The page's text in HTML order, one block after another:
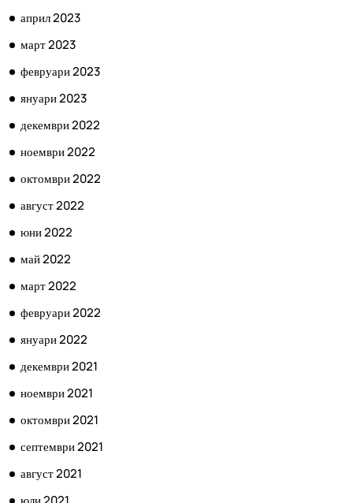
април 2023
март 2023
февруари 2023
януари 2023
декември 2022
ноември 2022
октомври 2022
август 2022
юни 2022
май 2022
март 2022
февруари 2022
януари 2022
декември 2021
ноември 2021
октомври 2021
септември 2021
август 2021